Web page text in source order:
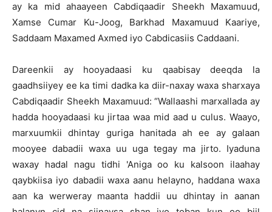
ay ka mid ahaayeen Cabdiqaadir Sheekh Maxamuud,
Xamse Cumar Ku-Joog, Barkhad Maxamuud Kaariye,
Saddaam Maxamed Axmed iyo Cabdicasiis Caddaani.
Dareenkii ay hooyadaasi ku qaabisay deeqda la
gaadhsiiyey ee ka timi dadka ka diir-naxay waxa sharxaya
Cabdiqaadir Sheekh Maxamuud: “Wallaashi marxallada ay
hadda hooyadaasi ku jirtaa waa mid aad u culus. Waayo,
marxuumkii dhintay guriga hanitada ah ee ay galaan
mooyee dabadii waxa uu uga tegay ma jirto. Iyaduna
waxay hadal nagu tidhi 'Aniga oo ku kalsoon ilaahay
qaybkiisa iyo dabadii waxa aanu helayno, haddana waxa
aan ka werweray maanta haddii uu dhintay in aanan